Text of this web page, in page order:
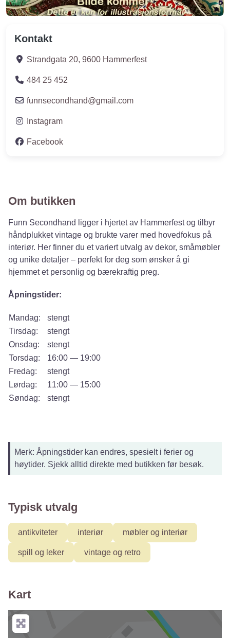
Kontakt
Strandgata 20, 9600 Hammerfest
484 25 452
funnsecondhand@gmail.com
Instagram
Facebook
Om butikken
Funn Secondhand ligger i hjertet av Hammerfest og tilbyr
håndplukket vintage og brukte varer med hovedfokus på
interiør. Her finner du et variert utvalg av dekor, småmøbler
og unike detaljer – perfekt for deg som ønsker å gi
hjemmet et personlig og bærekraftig preg.
Åpningstider:
Mandag:
stengt
Tirsdag:
stengt
Onsdag:
stengt
Torsdag:
16:00 — 19:00
Fredag:
stengt
Lørdag:
11:00 — 15:00
Søndag:
stengt
Merk: Åpningstider kan endres, spesielt i ferier og
høytider. Sjekk alltid direkte med butikken før besøk.
Typisk utvalg
antikviteter interiør møbler og interiør
spill og leker vintage og retro
Kart